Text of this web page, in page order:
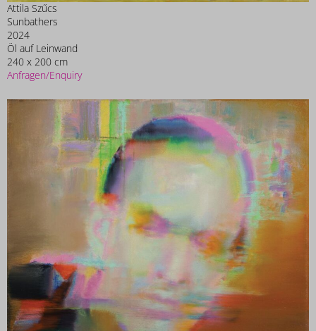
Attila Szűcs
Sunbathers
2024
Öl auf Leinwand
240 x 200 cm
Anfragen/Enquiry